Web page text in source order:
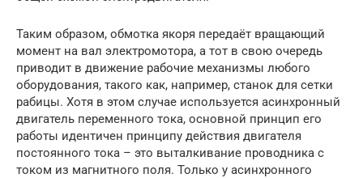
Таким образом, обмотка якоря передаёт вращающий
момент на вал электромотора, а тот в свою очередь
приводит в движение рабочие механизмы любого
оборудования, такого как, например, станок для сетки
рабицы. Хотя в этом случае используется асинхронный
двигатель переменного тока, основной принцип его
работы идентичен принципу действия двигателя
постоянного тока – это выталкивание проводника с
током из магнитного поля. Только у асинхронного